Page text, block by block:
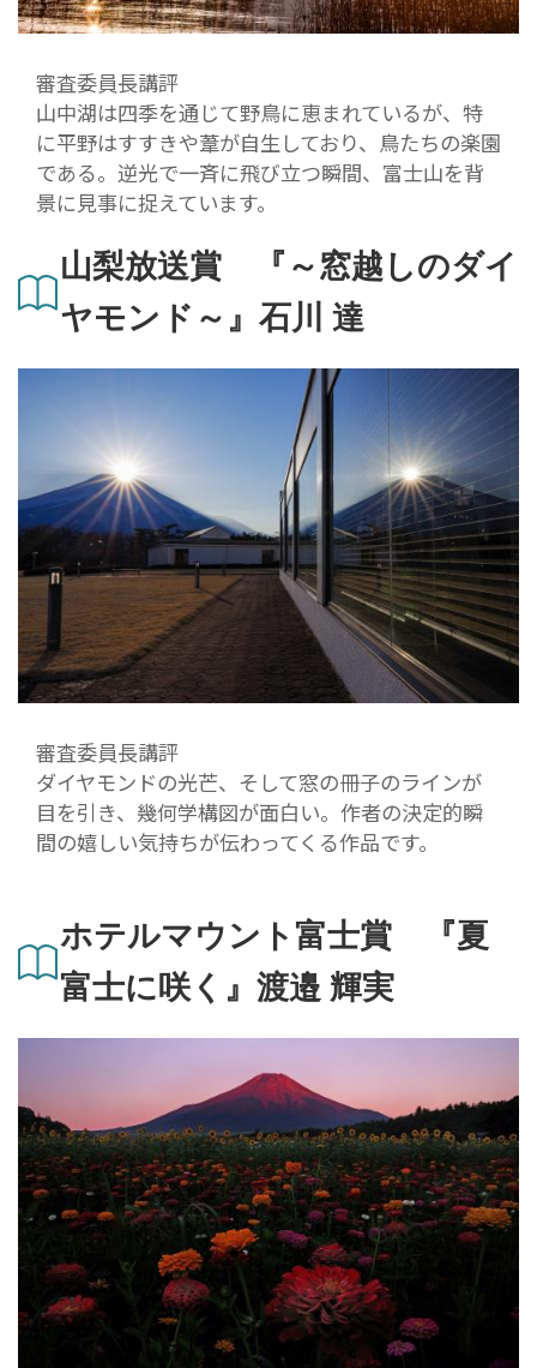
審査委員長講評
山中湖は四季を通じて野鳥に恵まれているが、特
に平野はすすきや葦が自生しており、鳥たちの楽園
である。逆光で一斉に飛び立つ瞬間、富士山を背
景に見事に捉えています。
山梨放送賞 『～窓越しのダイ
ヤモンド～』石川 達
審査委員長講評
ダイヤモンドの光芒、そして窓の冊子のラインが
目を引き、幾何学構図が面白い。作者の決定的瞬
間の嬉しい気持ちが伝わってくる作品です。
ホテルマウント富士賞 『夏
富士に咲く』渡邉 輝実